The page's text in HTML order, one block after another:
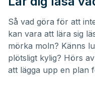
Så vad göra för att
kan vara att lära sig
mörka moln? Känns
plötsligt kylig? Hörs
att lägga upp en plan